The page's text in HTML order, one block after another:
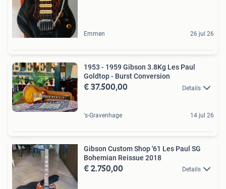
Emmen 26 jul 26
1953 - 1959 Gibson 3.8Kg Les Paul
Goldtop - Burst Conversion
€ 37.500,00 Details
's-Gravenhage 14 jul 26
Gibson Custom Shop '61 Les Paul SG
Bohemian Reissue 2018
€ 2.750,00 Details